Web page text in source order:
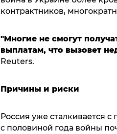
контрактников,
"Многие не смогут
выплатам, что вызовет
Reuters.
Причины и риски
Россия уже сталкивается
с половиной года войны